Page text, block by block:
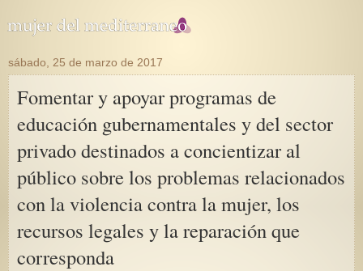
sábado, 25 de marzo de 2017
Fomentar y apoyar programas de
educación gubernamentales y del sector
privado destinados a concientizar al
público sobre los problemas relacionados
con la violencia contra la mujer, los
recursos legales y la reparación que
corresponda